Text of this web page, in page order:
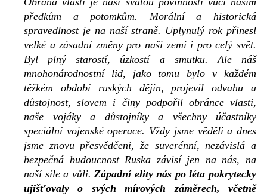
předkům a potomkům. Morální a historická
spravedlnost je na naší straně. Uplynulý rok přinesl
velké a zásadní změny pro naši zemi i pro celý svět.
Byl plný starostí, úzkostí a smutku. Ale náš
mnohonárodnostní lid, jako tomu bylo v každém
těžkém období ruských dějin, projevil odvahu a
důstojnost, slovem i činy podpořil obránce vlasti,
naše vojáky a důstojníky a všechny účastníky
speciální vojenské operace. Vždy jsme věděli a dnes
jsme znovu přesvědčeni, že suverénní, nezávislá a
bezpečná budoucnost Ruska závisí jen na nás, na
naší síle a vůli.Západní elity nás po léta pokrytecky
ujišťovaly o svých mírových záměrech, včetně